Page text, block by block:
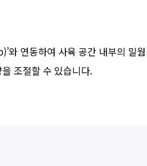
와 연동하여 사육 공간 내부의 밀
조절할 수 있습니다.